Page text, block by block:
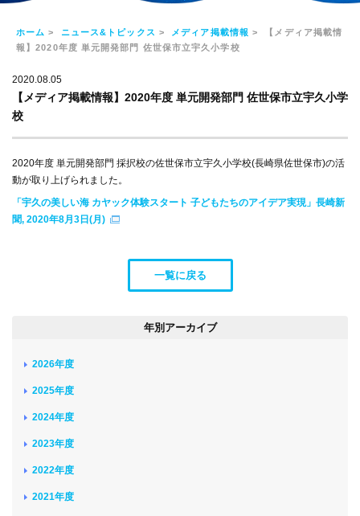
ホーム > ニュース&トピックス > メディア掲載情報 > 【メディア掲載情
報】2020年度 単元開発部門 佐世保市立宇久小学校
2020.08.05
【メディア掲載情報】2020年度 単元開発部門 佐世保市立宇久小学
校
2020年度 単元開発部門 採択校の佐世保市立宇久小学校(長崎県佐世保市)の活
動が取り上げられました。
「宇久の美しい海 カヤック体験スタート 子どもたちのアイデア実現」長崎新
聞, 2020年8月3日(月)
一覧に戻る
年別アーカイブ
2026年度
2025年度
2024年度
2023年度
2022年度
2021年度